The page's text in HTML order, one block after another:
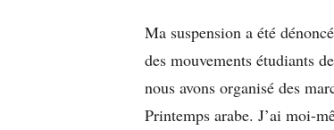
Ma suspension a été
des mouvements étudiants
nous avons organisé des
Printemps arabe. J’ai moi-